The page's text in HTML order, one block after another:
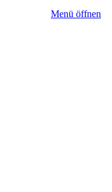
Menü öffnen